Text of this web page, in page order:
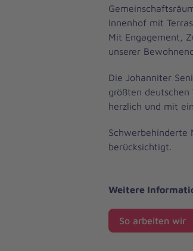
Innenhof mit
Mit Engagement,
unserer
Die Johanniter
größten deutschen
herzlich und mit
Schwerbehinderte
berücksichtigt.
Weitere
So arbeiten wir